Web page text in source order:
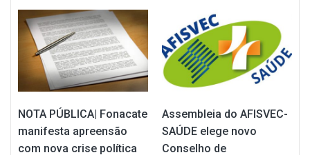
NOTA PÚBLICA| Fonacate
manifesta apreensão
com nova crise política
Assembleia do AFISVEC-
SAÚDE elege novo
Conselho de